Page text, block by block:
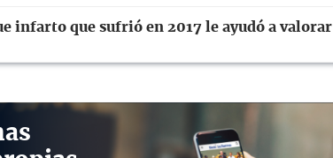
infarto que sufrió en 2017 le ayudó a valorar